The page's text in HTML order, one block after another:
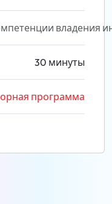
владения
30 минуты
программа